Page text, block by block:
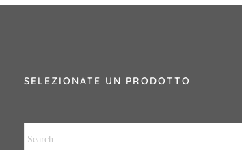
SELEZIONATE UN PRODOTTO